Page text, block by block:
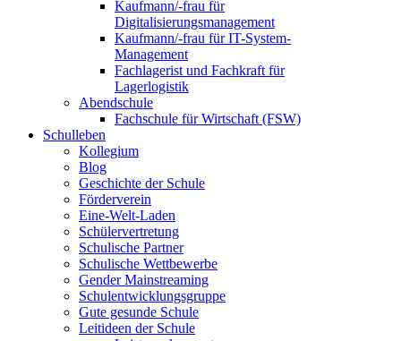
Kaufmann/-frau für
Digitalisierungsmanagement
Kaufmann/-frau für IT-System-
Management
Fachlagerist und Fachkraft für
Lagerlogistik
Abendschule
Fachschule für Wirtschaft (FSW)
Schulleben
Kollegium
Blog
Geschichte der Schule
Förderverein
Eine-Welt-Laden
Schülervertretung
Schulische Partner
Schulische Wettbewerbe
Gender Mainstreaming
Schulentwicklungsgruppe
Gute gesunde Schule
Leitideen der Schule